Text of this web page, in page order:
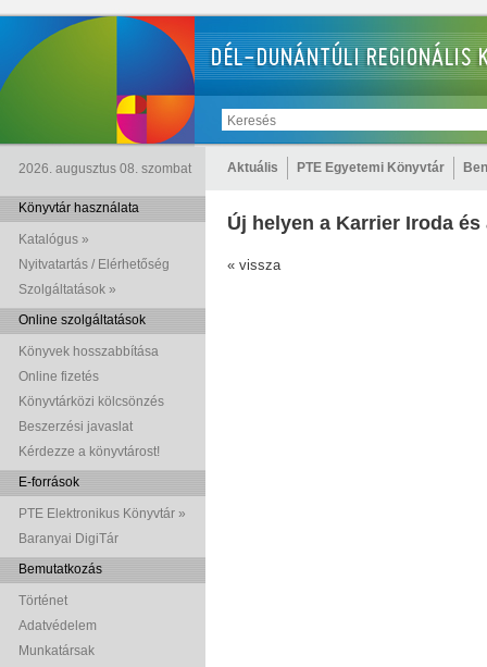
2026. augusztus 08. szombat Aktuális PTE Egyetemi Könyvtár
Könyvtár használata
Katalógus »
Nyitvatartás / Elérhetőség
Szolgáltatások »
Online szolgáltatások
Könyvek hosszabbítása
Online fizetés
Könyvtárközi kölcsönzés
Beszerzési javaslat
Kérdezze a könyvtárost!
E-források
PTE Elektronikus Könyvtár »
Baranyai DigiTár
Bemutatkozás
Történet
Adatvédelem
Munkatársak
Új helyen a Karrier Iroda
« vissza